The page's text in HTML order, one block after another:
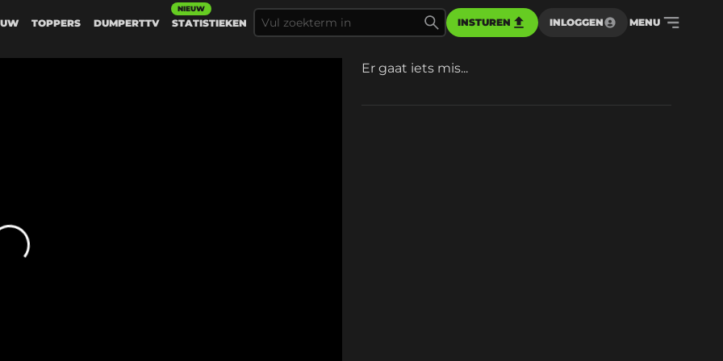
TOPPERS DUMPERTTV STATISTIEKEN
NIEUW
INSTUREN INLOGGEN MENU
Er gaat iets mis...